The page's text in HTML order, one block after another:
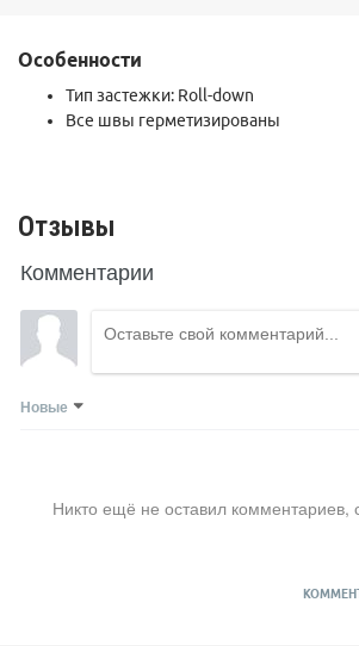
Особенности
Тип застежки: Roll-down
Все швы герметизированы
Отзывы
Комментарии
Новые
Никто ещё не оставил комментариев,